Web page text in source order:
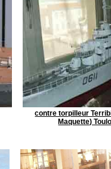
contre torpilleur
Maquette)